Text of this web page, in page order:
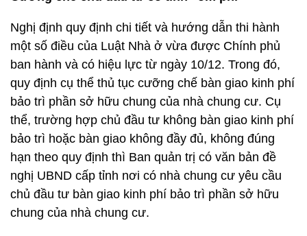
Nghị định quy định chi tiết và hướng dẫn thi hành
một số điều của Luật Nhà ở vừa được Chính phủ
ban hành và có hiệu lực từ ngày 10/12. Trong đó,
quy định cụ thể thủ tục cưỡng chế bàn giao kinh phí
bảo trì phần sở hữu chung của nhà chung cư. Cụ
thể, trường hợp chủ đầu tư không bàn giao kinh phí
bảo trì hoặc bàn giao không đầy đủ, không đúng
hạn theo quy định thì Ban quản trị có văn bản đề
nghị UBND cấp tỉnh nơi có nhà chung cư yêu cầu
chủ đầu tư bàn giao kinh phí bảo trì phần sở hữu
chung của nhà chung cư.